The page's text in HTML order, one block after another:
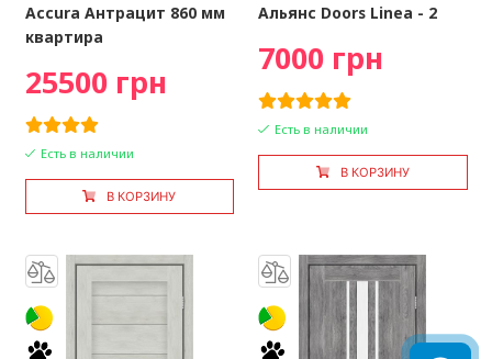
Accura Антрацит 860 мм
квартира
25500 грн
Есть в наличии
В КОРЗИНУ
Альянс Doors Linea - 2
7000 грн
Есть в наличии
В КОРЗИНУ